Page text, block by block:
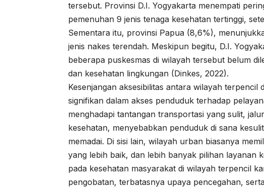
tersebut. Provinsi D.I. Yogyakarta menempati
pemenuhan 9 jenis tenaga kesehatan tertinggi,
Sementara itu, provinsi Papua (8,6%),
jenis nakes terendah. Meskipun begitu, D.I.
beberapa puskesmas di wilayah tersebut belum
dan kesehatan lingkungan (Dinkes, 2022).
Kesenjangan aksesibilitas antara wilayah
signifikan dalam akses penduduk terhadap
menghadapi tantangan transportasi yang sulit,
kesehatan, menyebabkan penduduk di sana
memadai. Di sisi lain, wilayah urban biasanya
yang lebih baik, dan lebih banyak pilihan layanan
pada kesehatan masyarakat di wilayah terpencil
pengobatan, terbatasnya upaya pencegahan,